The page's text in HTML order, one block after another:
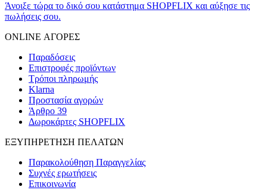
Άνοιξε τώρα το δικό σου κατάστημα SHOPFLIX και αύξησε τις
πωλήσεις σου.
ONLINE ΑΓΟΡΕΣ
Παραδόσεις
Επιστροφές προϊόντων
Τρόποι πληρωμής
Klarna
Προστασία αγορών
Άρθρο 39
Δωροκάρτες SHOPFLIX
ΕΞΥΠΗΡΕΤΗΣΗ ΠΕΛΑΤΩΝ
Παρακολούθηση Παραγγελίας
Συχνές ερωτήσεις
Επικοινωνία